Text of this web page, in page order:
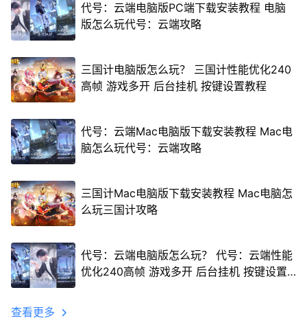
代号：云端电脑版PC端下载安装教程 电脑
版怎么玩代号：云端攻略
三国计电脑版怎么玩？ 三国计性能优化240
高帧 游戏多开 后台挂机 按键设置教程
代号：云端Mac电脑版下载安装教程 Mac电
脑怎么玩代号：云端攻略
三国计Mac电脑版下载安装教程 Mac电脑怎
么玩三国计攻略
代号：云端电脑版怎么玩？ 代号：云端性能
优化240高帧 游戏多开 后台挂机 按键设置
查看更多